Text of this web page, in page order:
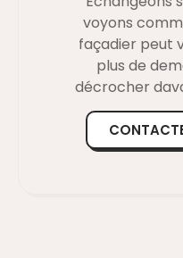
voyons
façadier peut
plus de
décrocher